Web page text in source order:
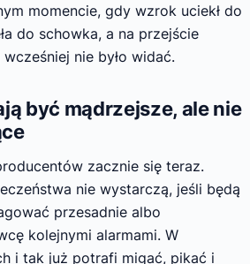
momencie, gdy wzrok uciekł do
do schowka, a na przejście
nie było widać.
być mądrzejsze, ale nie
zacznie się teraz.
nie wystarczą, jeśli będą
przesadnie albo
kolejnymi alarmami. W
i tak już potrafi migać, pikać i